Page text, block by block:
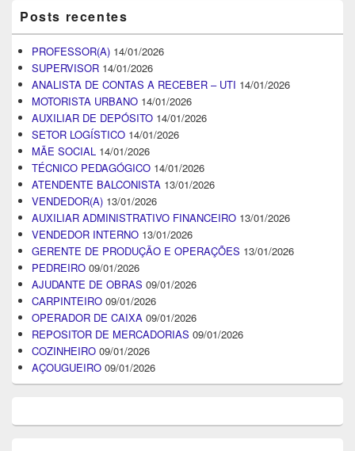
Posts recentes
PROFESSOR(A) 14/01/2026
SUPERVISOR 14/01/2026
ANALISTA DE CONTAS A RECEBER – UTI 14/01/2026
MOTORISTA URBANO 14/01/2026
AUXILIAR DE DEPÓSITO 14/01/2026
SETOR LOGÍSTICO 14/01/2026
MÃE SOCIAL 14/01/2026
TÉCNICO PEDAGÓGICO 14/01/2026
ATENDENTE BALCONISTA 13/01/2026
VENDEDOR(A) 13/01/2026
AUXILIAR ADMINISTRATIVO FINANCEIRO 13/01/2026
VENDEDOR INTERNO 13/01/2026
GERENTE DE PRODUÇÃO E OPERAÇÕES 13/01/2026
PEDREIRO 09/01/2026
AJUDANTE DE OBRAS 09/01/2026
CARPINTEIRO 09/01/2026
OPERADOR DE CAIXA 09/01/2026
REPOSITOR DE MERCADORIAS 09/01/2026
COZINHEIRO 09/01/2026
AÇOUGUEIRO 09/01/2026